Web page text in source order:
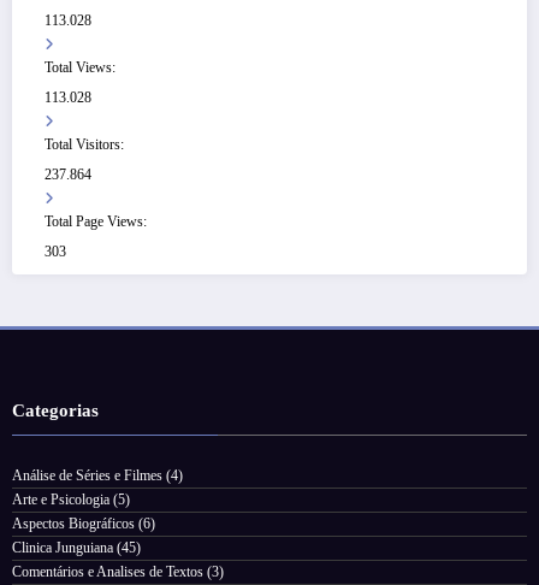
113.028
Total Views:
113.028
Total Visitors:
237.864
Total Page Views:
303
Categorias
Análise de Séries e Filmes (4)
Arte e Psicologia (5)
Aspectos Biográficos (6)
Clinica Junguiana (45)
Comentários e Analises de Textos (3)